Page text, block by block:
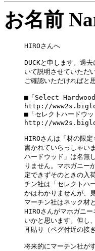
お名前
HIROさんへ
DUCKと申します。過
いて説明させていただ
ご確認いただければと
■「Select Hardwood
http://
■「セレクトハードウッ
http://
HIROさんは「材の限
書かれていらっしゃい
ハードウッド」は名無
りません。マホガニー
定できずそのときの入
チン社は「セレクトハ
かはわかりませんが、
マーチン社はネック材
HIROさんがマホガニ
いかと思います。但し
耳貼り（ペグ付近の接
将来的にマーチン社が